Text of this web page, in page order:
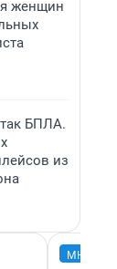
женщин
БПЛА.
из